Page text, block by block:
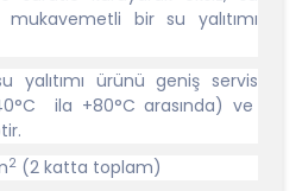
bir su yalıtımı
yalıtımı ürünü geniş servis
ila +80°C arasında) ve
2 (2 katta toplam)